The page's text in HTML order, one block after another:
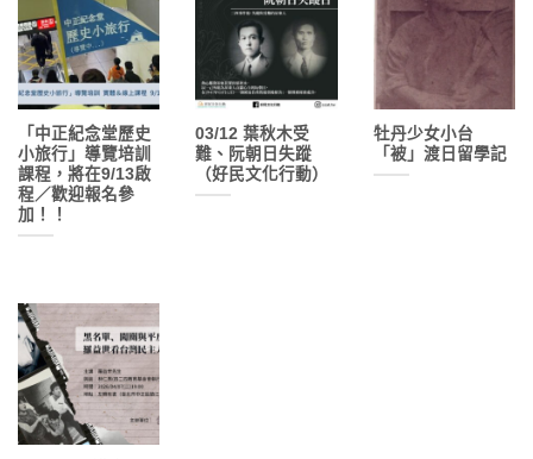
「中正紀念堂歷史
小旅行」導覽培訓
課程，將在9/13啟
程／歡迎報名參
加！！
03/12 葉秋木受
難、阮朝日失蹤
（好民文化行動）
牡丹少女小台
「被」渡日留學記